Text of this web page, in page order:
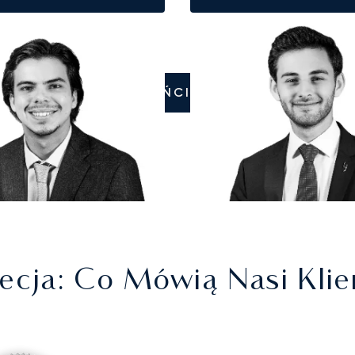
ZADZWOŃCIE DO NAS
: Co Mówią Nasi